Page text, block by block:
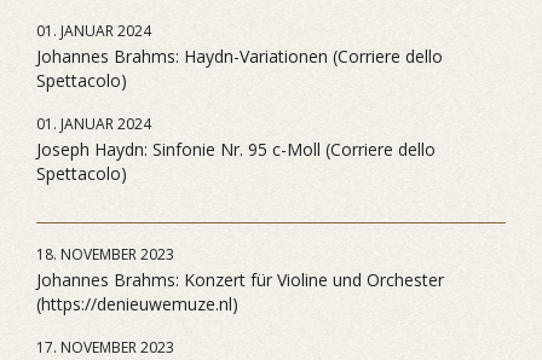
01. JANUAR 2024
Johannes Brahms: Haydn-Variationen (Corriere dello
Spettacolo)
01. JANUAR 2024
Joseph Haydn: Sinfonie Nr. 95 c-Moll (Corriere dello
Spettacolo)
18. NOVEMBER 2023
Johannes Brahms: Konzert für Violine und Orchester
(https://denieuwemuze.nl)
17. NOVEMBER 2023